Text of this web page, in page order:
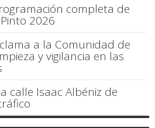
completa de
2026
a la Comunidad de
y vigilancia en las
calle Isaac Albéniz de